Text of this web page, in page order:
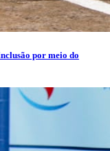
por meio do